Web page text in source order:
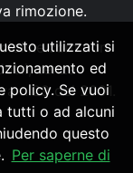
rimozione.
non
senza
n.29 del 2001.
utilizzati si
ed
policy. Se vuoi
tutti o ad alcuni
questo
Per saperne di